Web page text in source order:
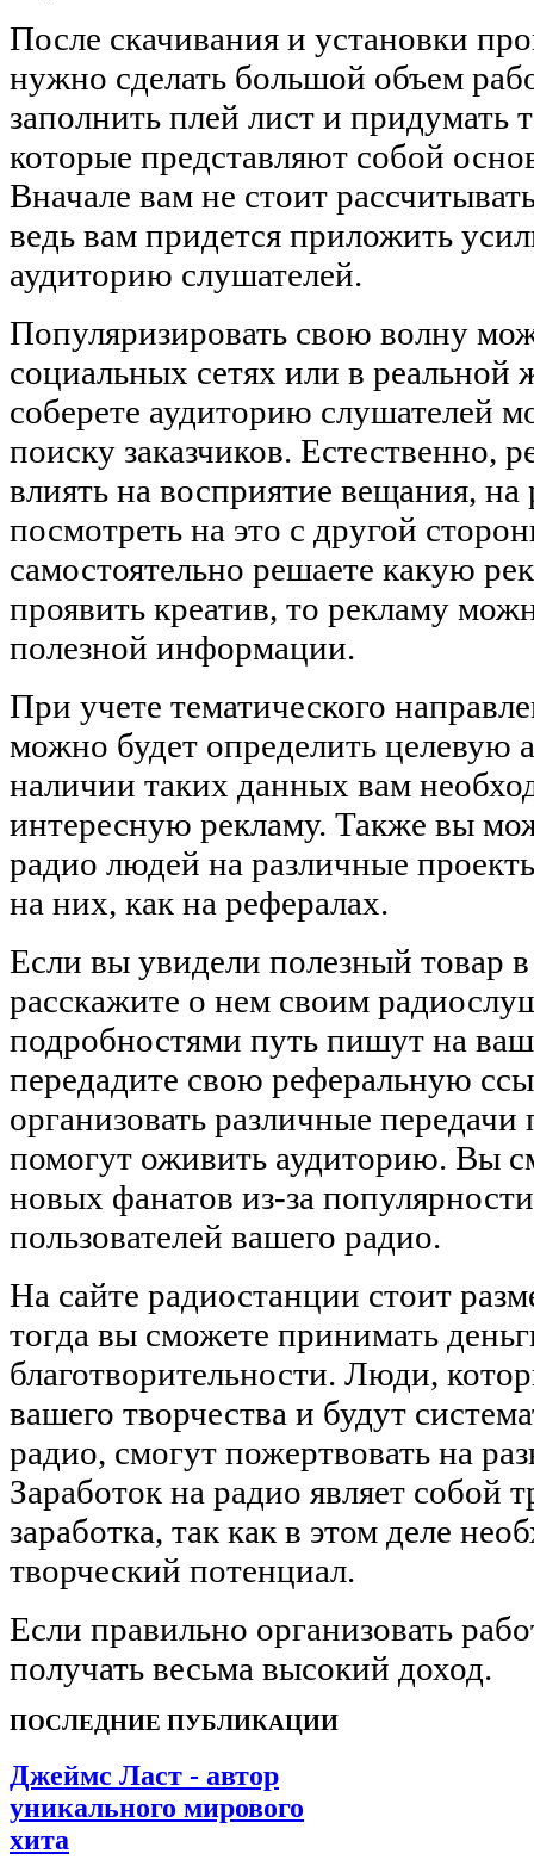
После скачивания и установки
нужно сделать большой объем
заполнить плей лист и придумать
которые представляют собой
Вначале вам не стоит
ведь вам придется приложить
аудиторию слушателей.
Популяризировать свою волну
социальных сетях или в реальной
соберете аудиторию слушателей
поиску заказчиков. Естественно,
влиять на восприятие вещания, на
посмотреть на это с другой
самостоятельно решаете какую
проявить креатив, то рекламу
полезной информации.
При учете тематического
можно будет определить целевую
наличии таких данных вам
интересную рекламу. Также вы
радио людей на различные
на них, как на рефералах.
Если вы увидели полезный товар
расскажите о нем своим
подробностями путь пишут на
передадите свою реферальную
организовать различные передачи
помогут оживить аудиторию. Вы
новых фанатов из-за
пользователей вашего радио.
На сайте радиостанции стоит
тогда вы сможете принимать
благотворительности. Люди,
вашего творчества и будут
радио, смогут пожертвовать на
Заработок на радио являет собой
заработка, так как в этом деле
творческий потенциал.
Если правильно организовать
получать весьма высокий доход.
ПОСЛЕДНИЕ ПУБЛИКАЦИИ
Джеймс Ласт - автор
уникального мирового
хита